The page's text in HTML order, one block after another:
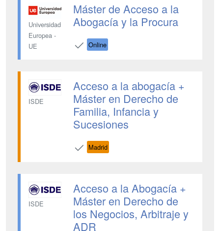
Universidad
Europea -
UE
Máster de Acceso a la
Abogacía y la Procura
Online
ISDE
Acceso a la abogacía +
Máster en Derecho de
Familia, Infancia y
Sucesiones
Madrid
ISDE
Acceso a la Abogacía +
Máster en Derecho de
los Negocios, Arbitraje y
ADR